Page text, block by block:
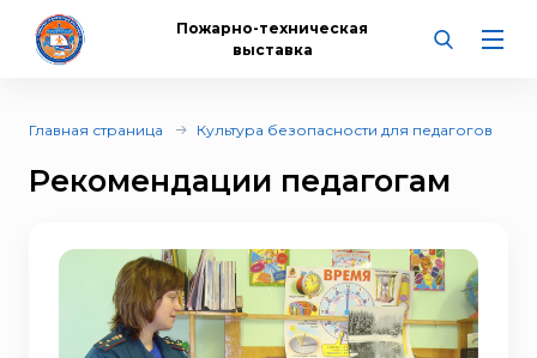
Пожарно-техническая
выставка
Главная страница Культура безопасности для педагогов
Рекомендации педагогам